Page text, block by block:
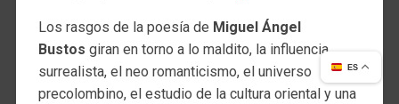
Los rasgos de la poesía de Miguel Ángel
Bustos giran en torno a lo maldito, la influencia
surrealista, el neo romanticismo, el universo
precolombino, el estudio de la cultura oriental y una
ES